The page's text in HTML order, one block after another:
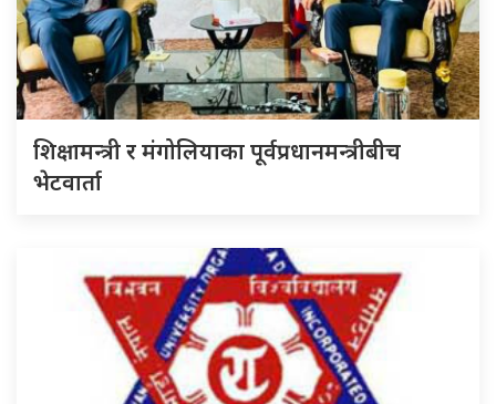
शिक्षामन्त्री र मंगोलियाका पूर्वप्रधानमन्त्रीबीच
भेटवार्ता